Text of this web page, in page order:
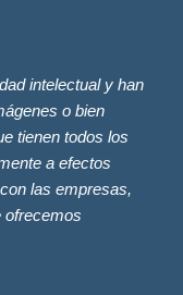
intelectual y han
o bien
tienen todos los
a efectos
las empresas,
ofrecemos